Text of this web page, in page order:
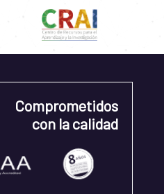
Comprometidos
con la calidad